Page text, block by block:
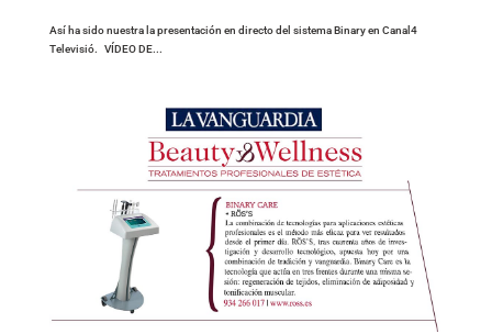
Así ha sido nuestra la presentación en directo del sistema Binary en Canal4
Televisió. VÍDEO DE...